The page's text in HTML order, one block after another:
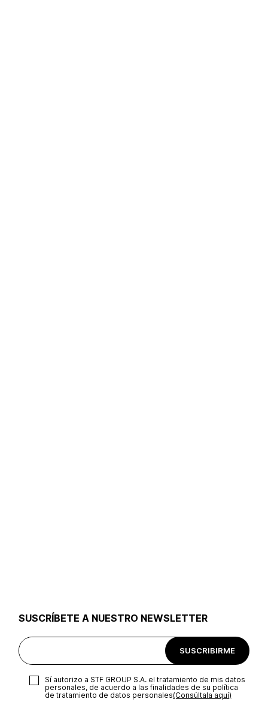
SUSCRÍBETE A NUESTRO NEWSLETTER
SUSCRIBIRME
Sí autorizo a STF GROUP S.A. el tratamiento de mis datos
personales, de acuerdo a las finalidades de su política
de tratamiento de datos personales‎(Consúltala aquí)